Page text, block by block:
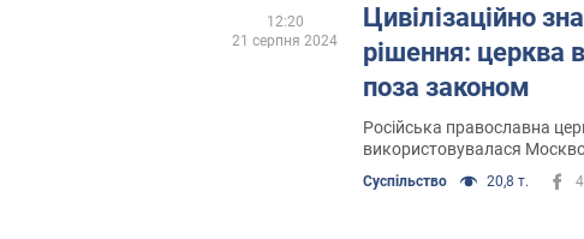
Цивілізаційно
рішення: церква
поза законом
Російська православна
використовувалася
русифікації й деградації
Суспільство 20,8 т.
12:20
21 серпня 2024